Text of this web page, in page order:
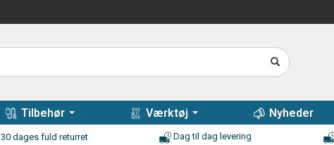
Tilbehør Værktøj Nyheder
30 dages fuld returret Dag til dag levering